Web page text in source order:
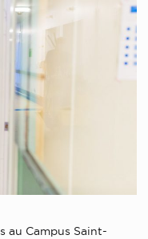
au Campus Saint-